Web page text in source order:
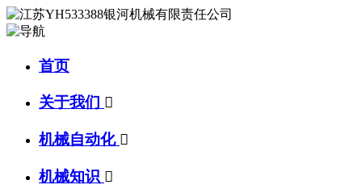
首页
关于我们 
机械自动化 
机械知识 